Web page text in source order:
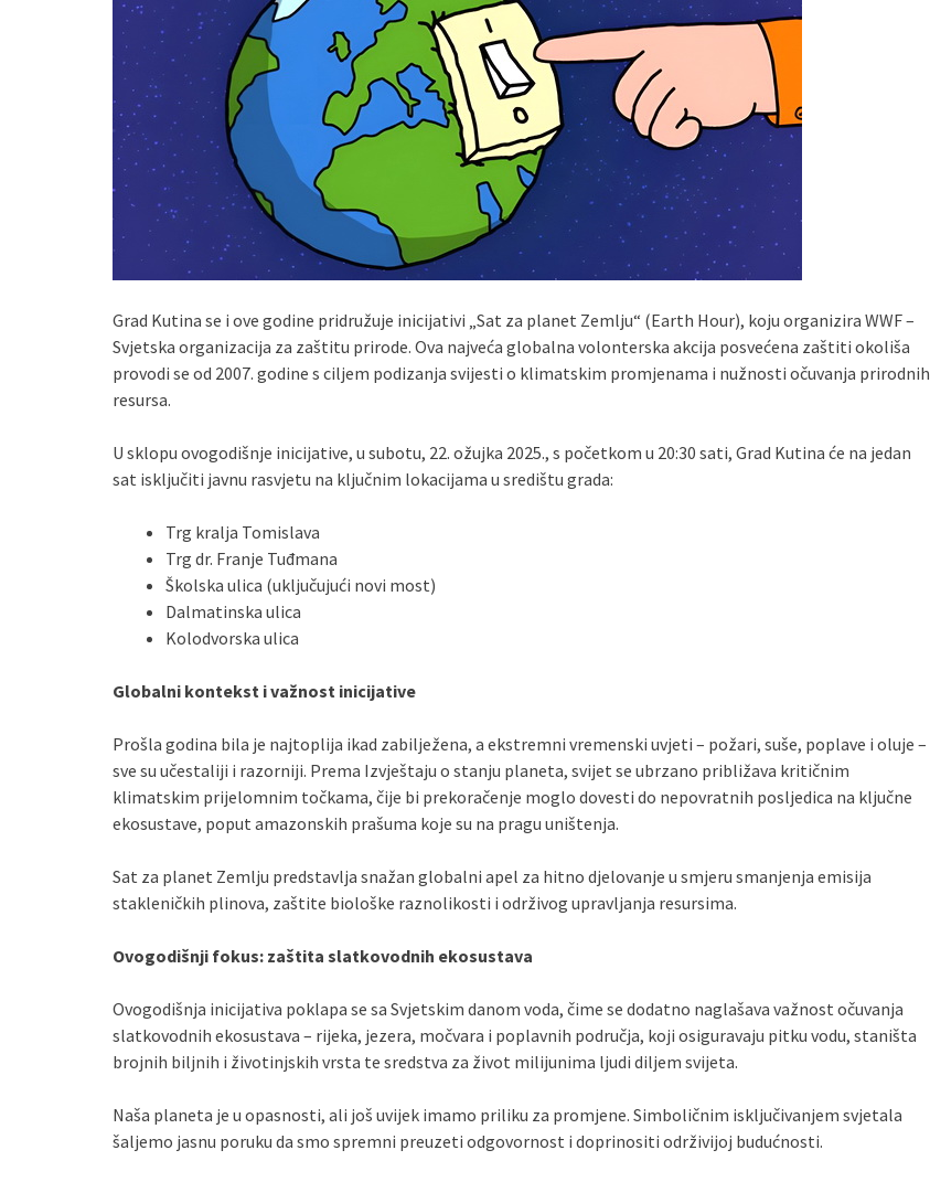
Grad Kutina se i ove godine pridružuje inicijativi „Sat za planet Zemlju“ (Earth Hour), koju organizira WWF –
Svjetska organizacija za zaštitu prirode. Ova najveća globalna volonterska akcija posvećena zaštiti okoliša
provodi se od 2007. godine s ciljem podizanja svijesti o klimatskim promjenama i nužnosti očuvanja prirodnih
resursa.
U sklopu ovogodišnje inicijative, u subotu, 22. ožujka 2025., s početkom u 20:30 sati, Grad Kutina će na jedan
sat isključiti javnu rasvjetu na ključnim lokacijama u središtu grada:
Trg kralja Tomislava
Trg dr. Franje Tuđmana
Školska ulica (uključujući novi most)
Dalmatinska ulica
Kolodvorska ulica
Globalni kontekst i važnost inicijative
Prošla godina bila je najtoplija ikad zabilježena, a ekstremni vremenski uvjeti – požari, suše, poplave i oluje –
sve su učestaliji i razorniji. Prema Izvještaju o stanju planeta, svijet se ubrzano približava kritičnim
klimatskim prijelomnim točkama, čije bi prekoračenje moglo dovesti do nepovratnih posljedica na ključne
ekosustave, poput amazonskih prašuma koje su na pragu uništenja.
Sat za planet Zemlju predstavlja snažan globalni apel za hitno djelovanje u smjeru smanjenja emisija
stakleničkih plinova, zaštite biološke raznolikosti i održivog upravljanja resursima.
Ovogodišnji fokus: zaštita slatkovodnih ekosustava
Ovogodišnja inicijativa poklapa se sa Svjetskim danom voda, čime se dodatno naglašava važnost očuvanja
slatkovodnih ekosustava – rijeka, jezera, močvara i poplavnih područja, koji osiguravaju pitku vodu, staništa
brojnih biljnih i životinjskih vrsta te sredstva za život milijunima ljudi diljem svijeta.
Naša planeta je u opasnosti, ali još uvijek imamo priliku za promjene. Simboličnim isključivanjem svjetala
šaljemo jasnu poruku da smo spremni preuzeti odgovornost i doprinositi održivijoj budućnosti.